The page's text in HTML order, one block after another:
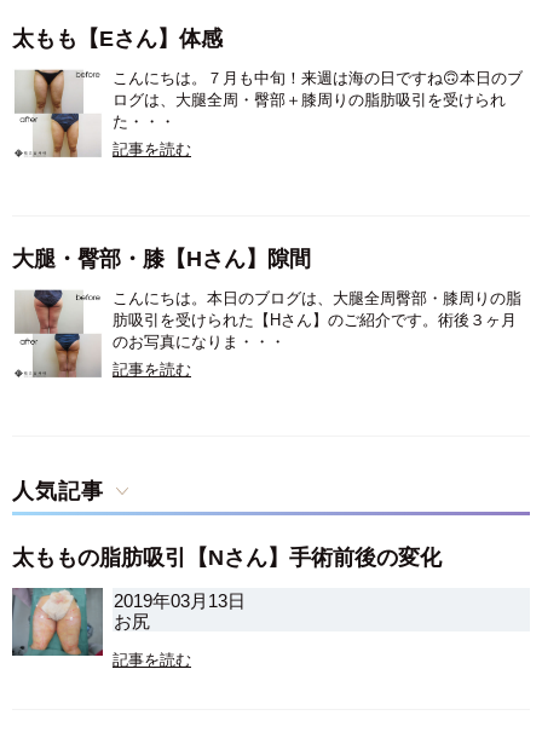
太もも【Eさん】体感
こんにちは。７月も中旬！来週は海の日ですね🙃本日のブ
ログは、大腿全周・臀部＋膝周りの脂肪吸引を受けられ
た・・・
記事を読む
大腿・臀部・膝【Hさん】隙間
こんにちは。本日のブログは、大腿全周臀部・膝周りの脂
肪吸引を受けられた【Hさん】のご紹介です。術後３ヶ月
のお写真になりま・・・
記事を読む
人気記事
太ももの脂肪吸引【Nさん】手術前後の変化
2019年03月13日
お尻
記事を読む